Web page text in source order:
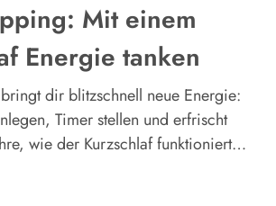
Mit einem
Energie tanken
dir blitzschnell neue Energie:
Timer stellen und erfrischt
wie der Kurzschlaf funktioniert,